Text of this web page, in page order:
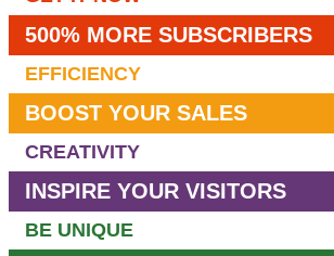
500% MORE SUBSCRIBERS
EFFICIENCY
BOOST YOUR SALES
CREATIVITY
INSPIRE YOUR VISITORS
BE UNIQUE